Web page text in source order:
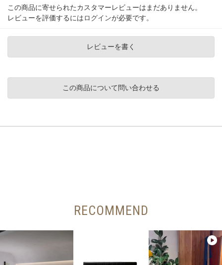
この商品に寄せられたカスタマーレビューはまだありません。
レビューを評価するにはログインが必要です。
レビューを書く
この商品について問い合わせる
RECOMMEND